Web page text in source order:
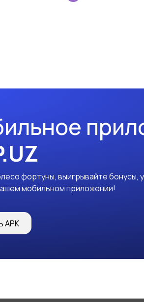
фортуны, выигрывайте
мобильном приложении!
APK